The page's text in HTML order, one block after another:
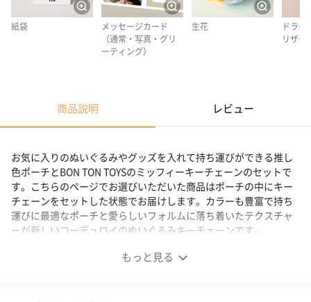
紙袋
メッセージカード
（通常・写真・グリ
ーティング）
生花
ドライ
リザー
商品説明 レビュー
もっと見る
お気に入りのぬいぐるみやグッズを入れて持ち運びができる推し
色ポーチとBON TON TOYSのミッフィーキーチェーンのセットで
す。こちらのページでお選びいただいた商品はポーチの中にキー
チェーンをセットした状態でお届けします。カラーも豊富で持ち
運びに最適なポーチと愛らしいフォルムに落ち着いたテクスチャ
ーが新しいコーデュロイのぬいぐるみキーチェーンです。
【色が選べる】推し活ポーチのミッフィーぬいぐるみキー